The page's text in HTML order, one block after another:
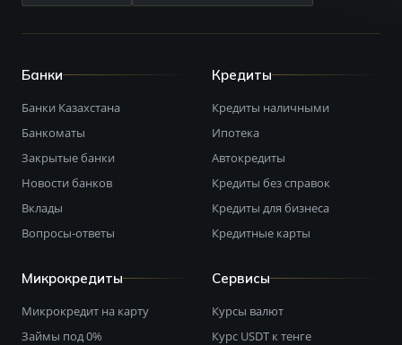
Банки
Банки Казахстана
Банкоматы
Закрытые банки
Новости банков
Вклады
Вопросы-ответы
Кредиты
Кредиты наличными
Ипотека
Автокредиты
Кредиты без справок
Кредиты для бизнеса
Кредитные карты
Микрокредиты
Микрокредит на карту
Займы под 0%
Сервисы
Курсы валют
Курс USDT к тенге